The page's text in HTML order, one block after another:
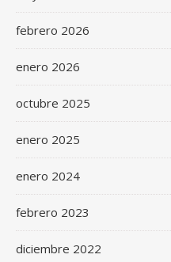
febrero 2026
enero 2026
octubre 2025
enero 2025
enero 2024
febrero 2023
diciembre 2022